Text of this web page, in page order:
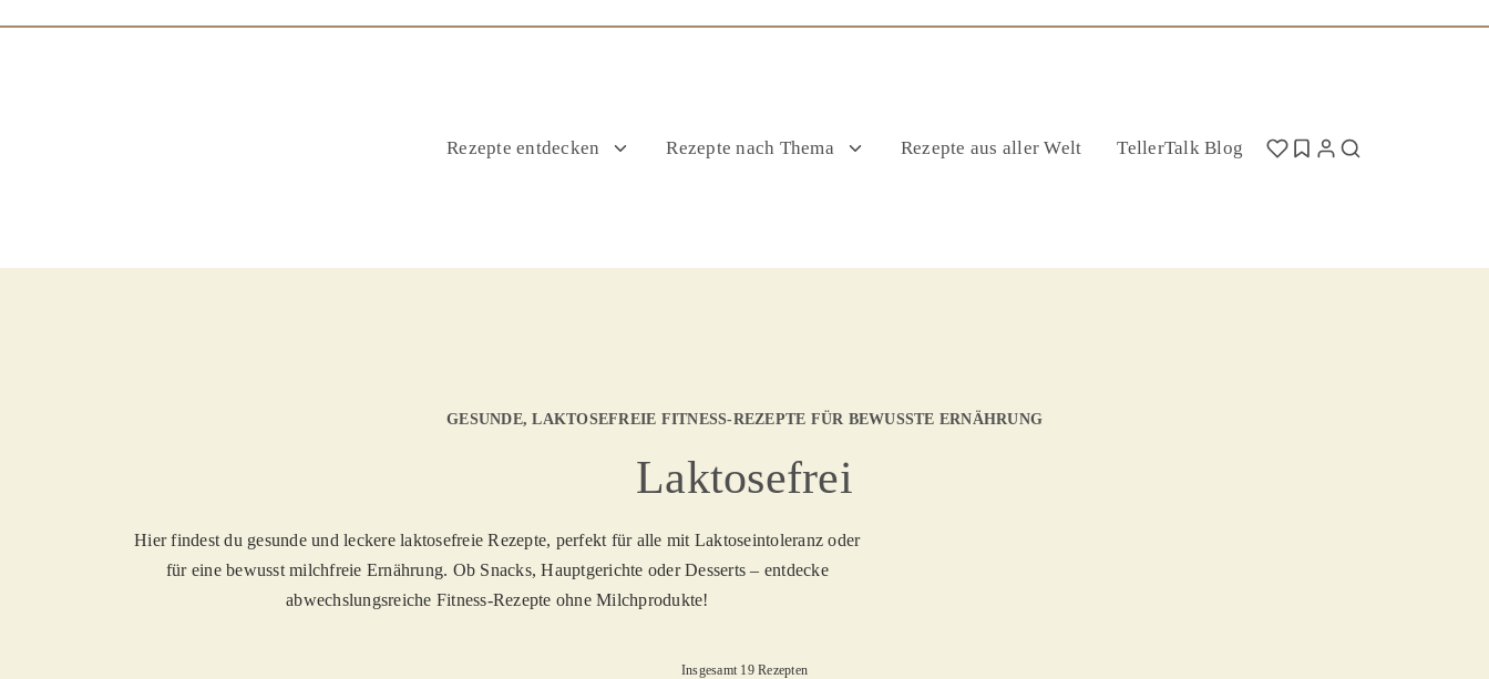
Rezepte entdecken Rezepte nach Thema Rezepte aus aller Welt TellerTalk Blog
GESUNDE, LAKTOSEFREIE FITNESS-REZEPTE FÜR BEWUSSTE ERNÄHRUNG
Laktosefrei
Hier findest du gesunde und leckere laktosefreie Rezepte, perfekt für alle mit Laktoseintoleranz oder
für eine bewusst milchfreie Ernährung. Ob Snacks, Hauptgerichte oder Desserts – entdecke
abwechslungsreiche Fitness-Rezepte ohne Milchprodukte!
Insgesamt 19 Rezepten